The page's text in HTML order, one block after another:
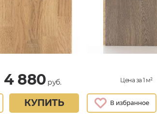
4 880руб.
КУПИТЬ
Цена за 1 м²